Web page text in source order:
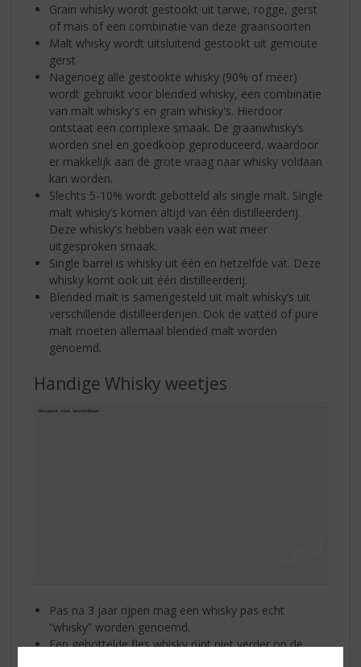
Grain whisky wordt gestookt uit tarwe, rogge, gerst
of mais of een combinatie van deze graansoorten
Malt whisky wordt uitsluitend gestookt uit gemoute
gerst
Nagenoeg alle gestookte whisky (90% of meer)
wordt gebruikt voor blended whisky, een combinatie
van malt whisky's en grain whisky's. Hierdoor
ontstaat een complexe smaak. De graanwhisky’s
worden snel en goedkoop geproduceerd, waardoor
er makkelijk aan de grote vraag naar whisky voldaan
kan worden.
Slechts 5-10% wordt gebotteld als single malt. Single
malt whisky’s komen altijd van één distilleerderij.
Deze whisky's hebben vaak een wat meer
uitgesproken smaak.
Single barrel is whisky uit één en hetzelfde vat. Deze
whisky komt ook uit één distilleerderij.
Blended malt is samengesteld uit malt whisky’s uit
verschillende distilleerderijen. Ook de vatted of pure
malt moeten allemaal blended malt worden
genoemd.
Handige Whisky weetjes
Pas na 3 jaar rijpen mag een whisky pas echt
“whisky” worden genoemd.
Een gebottelde fles whisky rijpt niet verder op de